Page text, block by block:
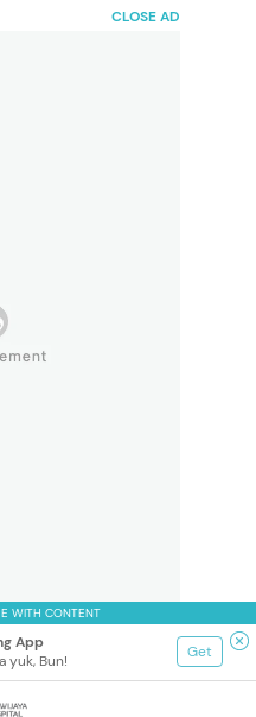
CLOSE AD
WITH CONTENT
App
yuk, Bun!
Get